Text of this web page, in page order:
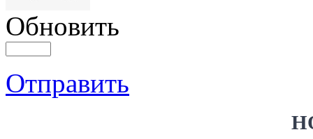
Обновить
Отправить